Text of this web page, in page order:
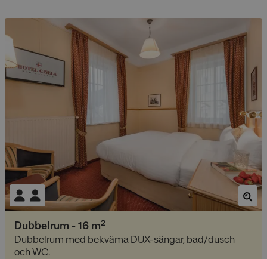
Dubbelrum -16 m2
Dubbelrum med bekväma DUX-sängar, bad/dusch
och WC.